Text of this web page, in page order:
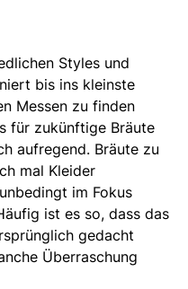
Styles und
bis ins kleinste
Messen zu finden
für zukünftige Bräute
aufregend. Bräute zu
mal Kleider
im Fokus
ist es so, dass das
gedacht
Überraschung